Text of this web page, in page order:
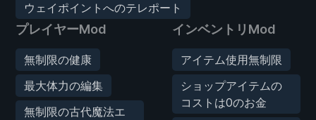
ウェイポイントへのテレポート
プレイヤーMod
無制限の健康
最大体力の編集
無制限の古代魔法エ
インベントリMod
アイテム使用無制限
ショップアイテムの
コストは0のお金